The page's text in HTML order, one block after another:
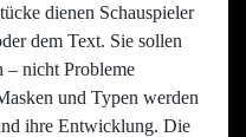
dienen Schauspieler
dem Text. Sie sollen
– nicht Probleme
und Typen werden
ihre Entwicklung. Die